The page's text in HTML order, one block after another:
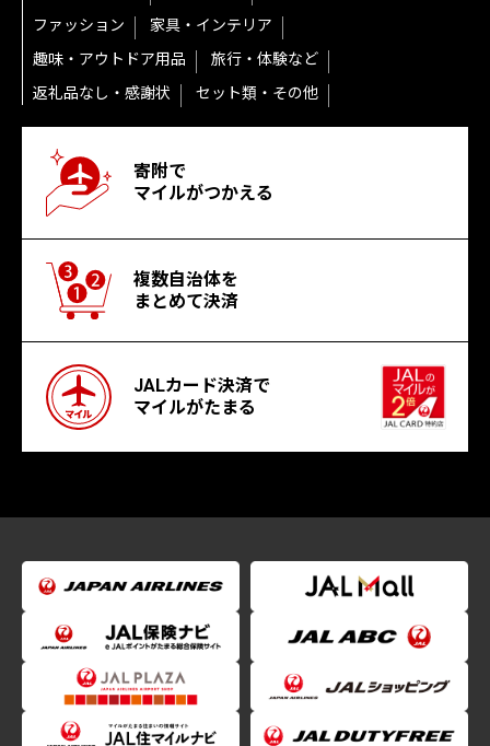
ファッション
家具・インテリア
趣味・アウトドア用品
旅行・体験など
返礼品なし・感謝状
セット類・その他
寄附で
マイルがつかえる
複数自治体を
まとめて決済
JALカード決済で
マイルがたまる